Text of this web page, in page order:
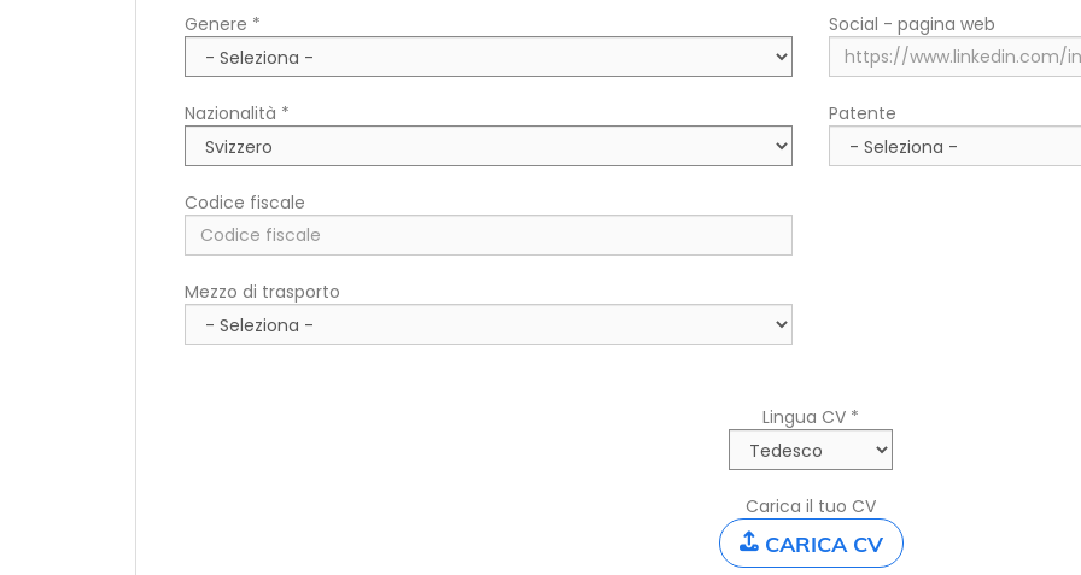
CAP/NAP di residenza Città di residenza (fiscale)
Indirizzo di residenza
Genere *
Nazionalità *
Codice fiscale
Mezzo di trasporto
Social - pagina web
Patente
Lingua CV *
Carica il tuo CV
CARICA CV